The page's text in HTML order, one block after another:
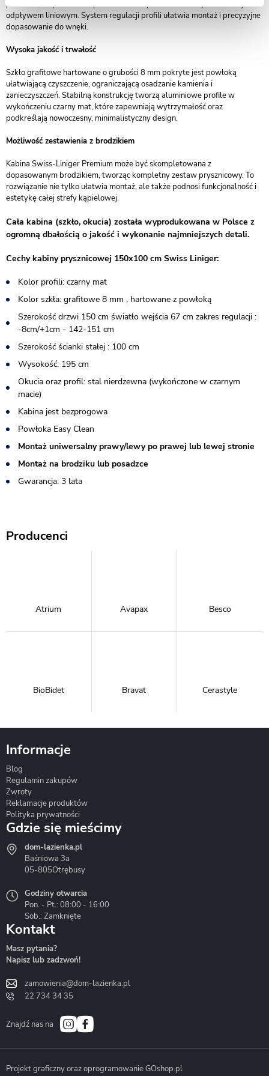
posadzce, co pozwala dopasować kabinę do nowoczesnych aranżacji z
odpływem liniowym. System regulacji profili ułatwia montaż i precyzyjne
dopasowanie do wnęki.
Wysoka jakość i trwałość
Szkło grafitowe hartowane o grubości 8 mm pokryte jest powłoką
ułatwiającą czyszczenie, ograniczającą osadzanie kamienia i
zanieczyszczeń. Stabilną konstrukcję tworzą aluminiowe profile w
wykończeniu czarny mat, które zapewniają wytrzymałość oraz
podkreślają nowoczesny, minimalistyczny design.
Możliwość zestawienia z brodzikiem
Kabina Swiss-Liniger Premium może być skompletowana z
dopasowanym brodzikiem, tworząc kompletny zestaw prysznicowy. To
rozwiązanie nie tylko ułatwia montaż, ale także podnosi funkcjonalność i
estetykę całej strefy kąpielowej.
Cała kabina (szkło, okucia) została wyprodukowana w Polsce z
ogromną dbałością o jakość i wykonanie najmniejszych detali.
Cechy kabiny prysznicowej 150x100 cm Swiss Liniger:
Kolor profili: czarny mat
Kolor szkła: grafitowe 8 mm , hartowane z powłoką
Szerokość drzwi 150 cm światło wejścia 67 cm zakres regulacji :
-8cm/+1cm - 142-151 cm
Szerokość ścianki stałej : 100 cm
Wysokość: 195 cm
Okucia oraz profil: stal nierdzewna (wykończone w czarnym
macie)
Kabina jest bezprogowa
Powłoka Easy Clean
Montaż uniwersalny prawy/lewy po prawej lub lewej stronie
Montaż na brodziku lub posadzce
Gwarancja: 3 lata
Producenci
Atrium Avapax Besco
BioBidet Bravat Cerastyle
Hydrostop
Liveno
Bath&Spa
Informacje
Blog
Regulamin zakupów
Zwroty
Reklamacje produktów
Polityka prywatności
Gdzie się mieścimy
dom-lazienka.pl
Baśniowa 3a
05-805Otrębusy
Godziny otwarcia
Pon. - Pt.: 08:00 - 16:00
Sob.: Zamknięte
Kontakt
Masz pytania?
Napisz lub zadzwoń!
zamowienia@dom-lazienka.pl
22 734 34 35
Znajdź nas na
Projekt graficzny oraz oprogramowanie GOshop.pl